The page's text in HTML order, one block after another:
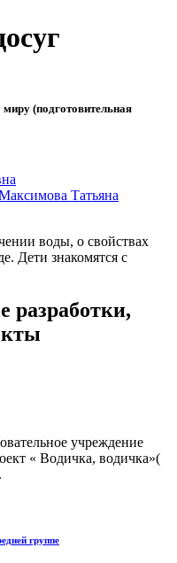
(подготовительная
Татьяна
воды, о свойствах
Дети знакомятся с
разработки,
учреждение
« Водичка, водичка»(
группе